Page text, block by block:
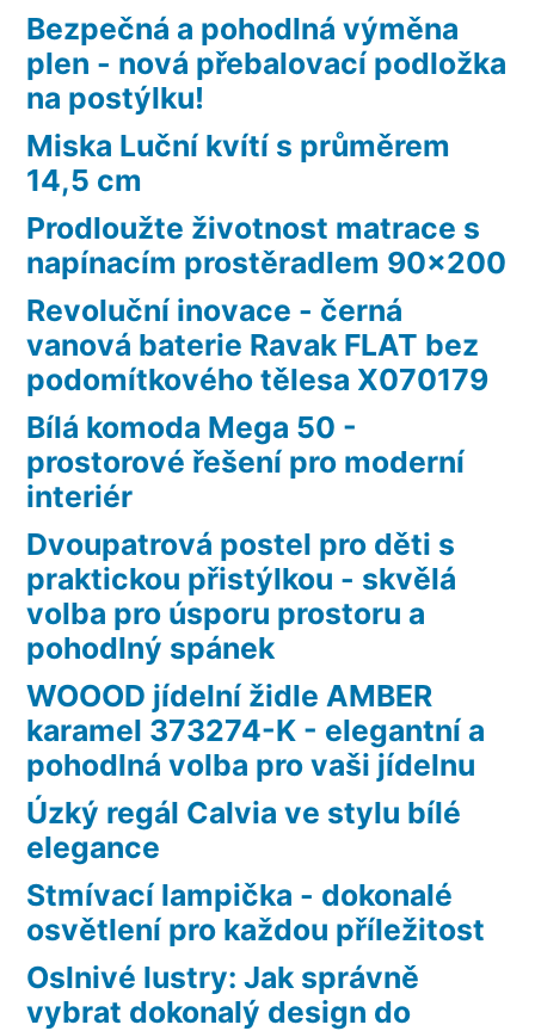
Bezpečná a pohodlná výměna
plen - nová přebalovací podložka
na postýlku!
Miska Luční kvítí s průměrem
14,5 cm
Prodloužte životnost matrace s
napínacím prostěradlem 90×200
Revoluční inovace - černá
vanová baterie Ravak FLAT bez
podomítkového tělesa X070179
Bílá komoda Mega 50 -
prostorové řešení pro moderní
interiér
Dvoupatrová postel pro děti s
praktickou přistýlkou - skvělá
volba pro úsporu prostoru a
pohodlný spánek
WOOOD jídelní židle AMBER
karamel 373274-K - elegantní a
pohodlná volba pro vaši jídelnu
Úzký regál Calvia ve stylu bílé
elegance
Stmívací lampička - dokonalé
osvětlení pro každou příležitost
Oslnivé lustry: Jak správně
vybrat dokonalý design do